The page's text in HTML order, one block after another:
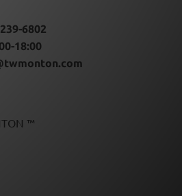
6802
18:00
™